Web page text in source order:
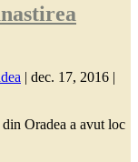
| dec. 17, 2016 |
Oradea a avut loc